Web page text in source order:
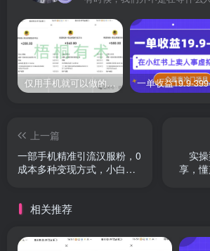
仅用手机就可以做的小项目，当天就能见钱，每天100-300
上一篇
一部手机精准引流汉服粉，0
成本多种变现方式，小白月
实
享，
相关推荐